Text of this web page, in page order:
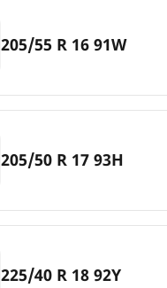
205/55 R 16 91W
205/50 R 17 93H
225/40 R 18 92Y